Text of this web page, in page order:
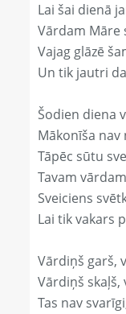
Lai šai dienā
Vārdam Māre
Vajag glāzē
Un tik jautri
Šodien diena
Mākonīša nav
Tāpēc sūtu
Tavam
Sveiciens
Lai tik vakars
Vārdiņš garš,
Vārdiņš skaļš,
Tas nav